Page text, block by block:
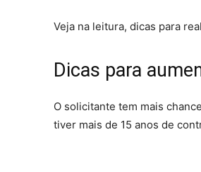
Veja na leitura, dicas para
Dicas para
O solicitante tem mais
tiver mais de 15 anos de